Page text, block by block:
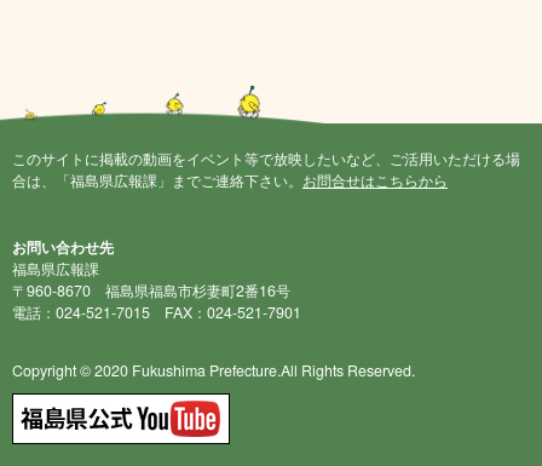
このサイトに掲載の動画をイベント等で放映したいなど、ご活用いただける場
合は、「福島県広報課」までご連絡下さい。 お問合せはこちらから
お問い合わせ先
福島県広報課
〒960-8670 福島県福島市杉妻町2番16号
電話：024-521-7015 FAX：024-521-7901
Copyright © 2020 Fukushima Prefecture.All Rights Reserved.